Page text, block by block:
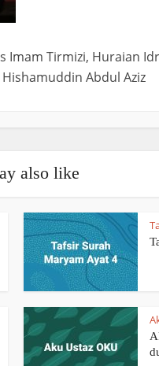
Imam Tirmizi, Huraian
Abdul Aziz
also like